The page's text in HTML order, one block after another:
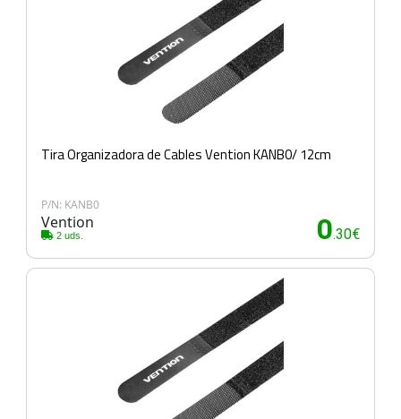
Tira Organizadora de Cables Vention KANB0/ 12cm
P/N: KANB0
Vention
2 uds. 0.30€